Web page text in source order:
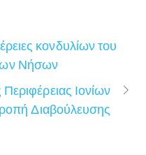
κονδυλίων του
Νήσων
Ιονίων
Διαβούλευσης